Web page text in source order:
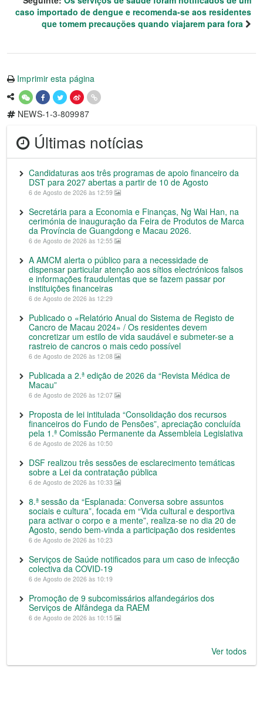
caso importado de dengue e recomenda-se aos residentes
que tomem precauções quando viajarem para fora
Imprimir esta página
NEWS-1-3-809987
Últimas notícias
Candidaturas aos três programas de apoio financeiro da
DST para 2027 abertas a partir de 10 de Agosto
6 de Agosto de 2026 às 12:59
Secretária para a Economia e Finanças, Ng Wai Han, na
cerimónia de inauguração da Feira de Produtos de Marca
da Província de Guangdong e Macau 2026.
6 de Agosto de 2026 às 12:55
A AMCM alerta o público para a necessidade de
dispensar particular atenção aos sítios electrónicos falsos
e informações fraudulentas que se fazem passar por
instituições financeiras
6 de Agosto de 2026 às 12:29
Publicado o «Relatório Anual do Sistema de Registo de
Cancro de Macau 2024» / Os residentes devem
concretizar um estilo de vida saudável e submeter-se a
rastreio de cancros o mais cedo possível
6 de Agosto de 2026 às 12:08
Publicada a 2.ª edição de 2026 da “Revista Médica de
Macau”
6 de Agosto de 2026 às 12:07
Proposta de lei intitulada “Consolidação dos recursos
financeiros do Fundo de Pensões”, apreciação concluída
pela 1.ª Comissão Permanente da Assembleia Legislativa
6 de Agosto de 2026 às 10:50
DSF realizou três sessões de esclarecimento temáticas
sobre a Lei da contratação pública
6 de Agosto de 2026 às 10:33
8.ª sessão da “Esplanada: Conversa sobre assuntos
sociais e cultura”, focada em “Vida cultural e desportiva
para activar o corpo e a mente”, realiza-se no dia 20 de
Agosto, sendo bem-vinda a participação dos residentes
6 de Agosto de 2026 às 10:23
Serviços de Saúde notificados para um caso de infecção
colectiva da COVID-19
6 de Agosto de 2026 às 10:19
Promoção de 9 subcomissários alfandegários dos
Serviços de Alfândega da RAEM
6 de Agosto de 2026 às 10:15
Ver todos